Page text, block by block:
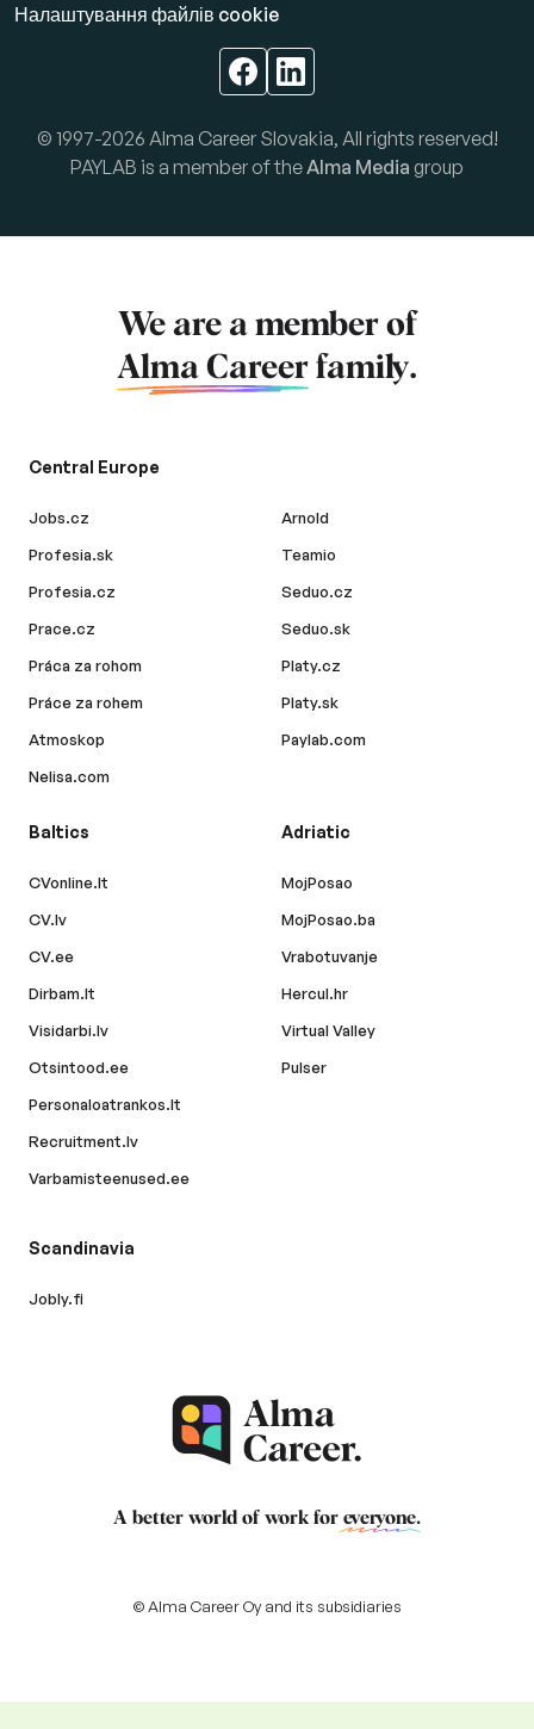
Налаштування файлів cookie
© 1997-2026 Alma Career Slovakia, All rights reserved!
PAYLAB is a member of the Alma Media group
We are a member of
Alma Career family.
Central Europe
Jobs.cz
Profesia.sk
Profesia.cz
Prace.cz
Práca za rohom
Práce za rohem
Atmoskop
Nelisa.com
Arnold
Teamio
Seduo.cz
Seduo.sk
Platy.cz
Platy.sk
Paylab.com
Baltics
CVonline.lt
CV.lv
CV.ee
Dirbam.lt
Visidarbi.lv
Otsintood.ee
Personaloatrankos.lt
Recruitment.lv
Varbamisteenused.ee
Adriatic
MojPosao
MojPosao.ba
Vrabotuvanje
Hercul.hr
Virtual Valley
Pulser
Scandinavia
Jobly.fi
A better world of work for everyone.
© Alma Career Oy and its subsidiaries